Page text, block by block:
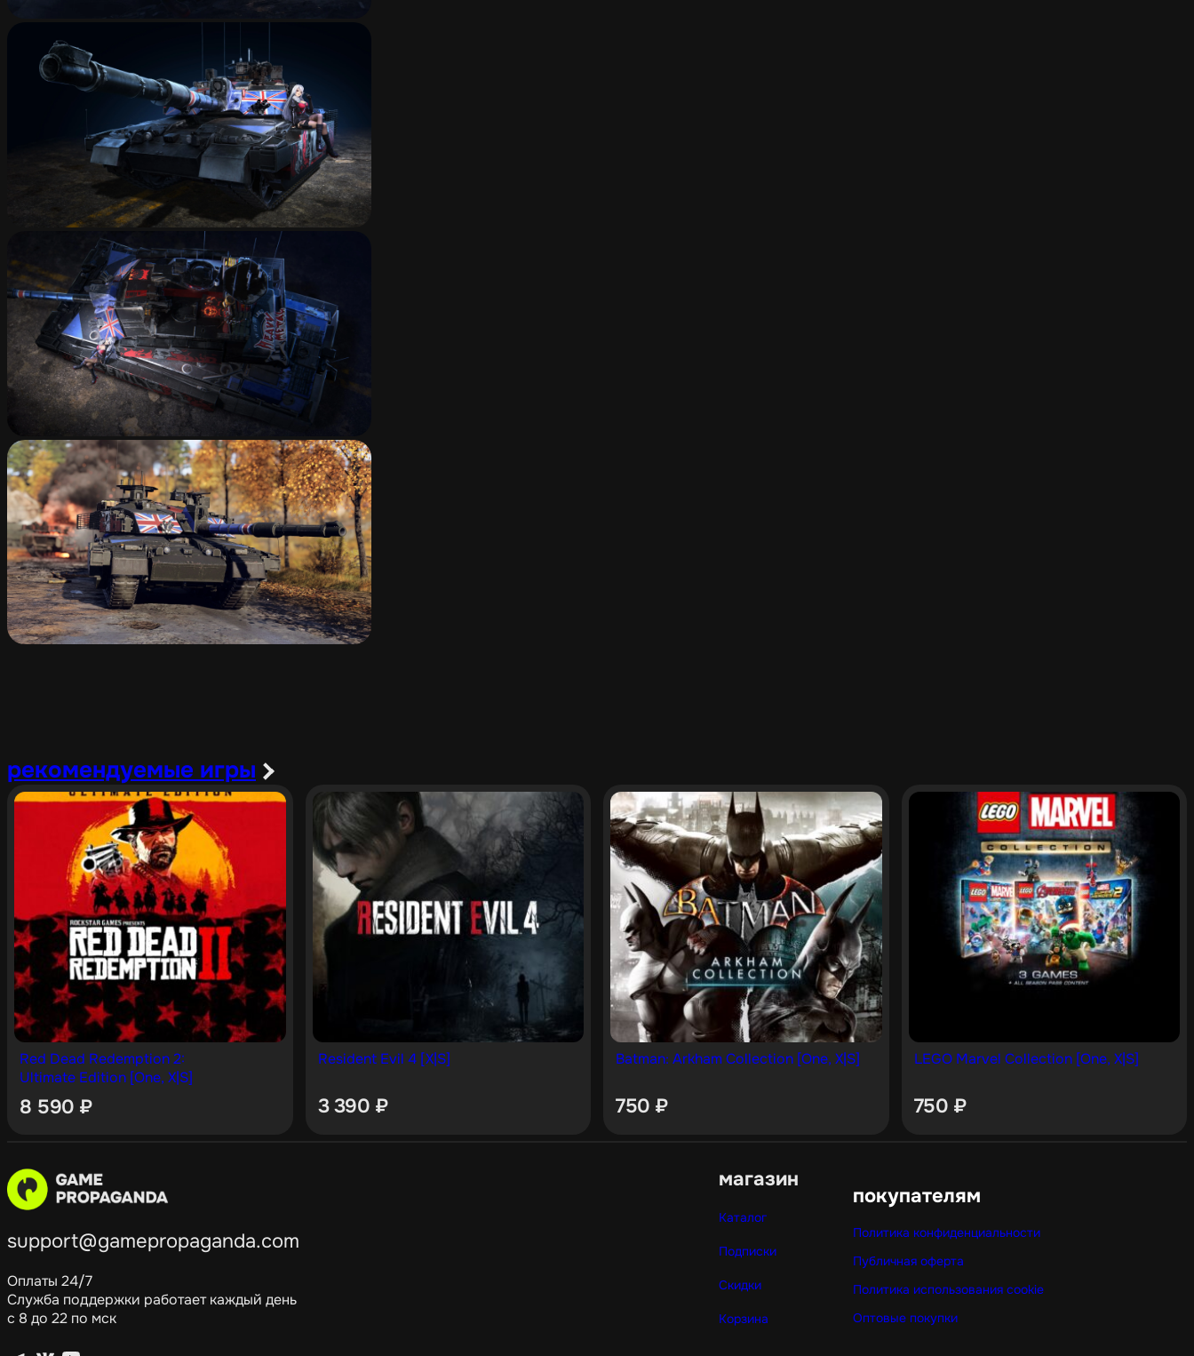
рекомендуемые игры
Red Dead Redemption 2:
Ultimate Edition [One, X|S]
8 590 ₽
Resident Evil 4 [X|S]
3 390 ₽
Batman: Arkham Collection [One, X|S]
750 ₽
LEGO Marvel Collection [One, X|S]
750 ₽
support@gamepropaganda.com
Оплаты 24/7
Служба поддержки работает каждый день
с 8 до 22 по мск
магазин
Каталог
Подписки
Скидки
Корзина
покупателям
Политика конфиденциальности
Публичная оферта
Политика использования cookie
Оптовые покупки